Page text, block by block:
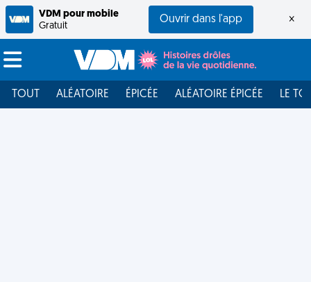
VDM pour mobile
Gratuit
Ouvrir dans l'app ×
TOUT ALÉATOIRE ÉPICÉE ALÉATOIRE ÉPICÉE LE